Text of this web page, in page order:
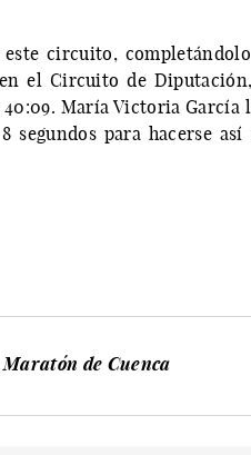
circuito,
el Circuito de
María Victoria García
segundos para hacerse
de Cuenca